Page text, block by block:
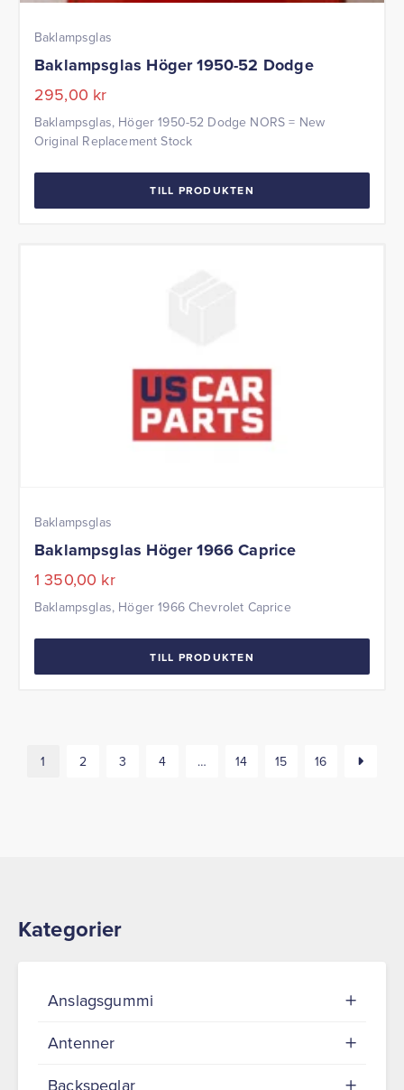
Kategorier
Anslagsgummi
Antenner
Backspeglar
Baklampsglas
Baklampsglas Höger 1950-52 Dodge
295,00 kr
Baklampsglas, Höger 1950-52 Dodge NORS = New
Original Replacement Stock
TILL PRODUKTEN
Baklampsglas
Baklampsglas Höger 1966 Caprice
1 350,00 kr
Baklampsglas, Höger 1966 Chevrolet Caprice
TILL PRODUKTEN
1 2 3 4 … 14 15 16